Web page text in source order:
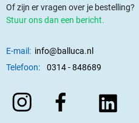
Of zijn er vragen over je bestelling?
Stuur ons dan een bericht.
E-mail: info@balluca.nl
Telefoon:
0314 - 848689